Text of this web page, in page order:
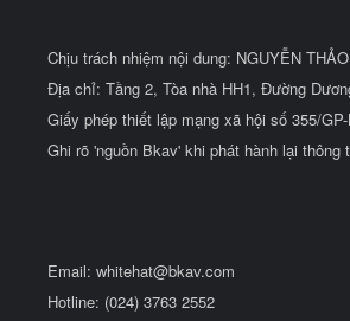
Chịu trách nhiệm nội dung: NGUYỄN
Địa chỉ: Tầng 2, Tòa nhà HH1, Đường
Giấy phép thiết lập mạng xã hội số 355/
Ghi rõ 'nguồn Bkav' khi phát hành lại thông
Email: whitehat@bkav.com
Hotline: (024) 3763 2552